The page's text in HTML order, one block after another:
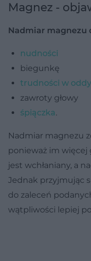
Magnez -
Nadmiar magnezu
nudności
biegunkę
trudności w
zawroty głowy
śpiączka.
Nadmiar magnezu
ponieważ im więcej
jest wchłaniany, a
Jednak przyjmując
do zaleceń
wątpliwości lepiej